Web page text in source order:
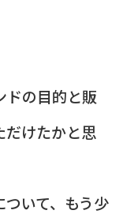
ドの目的と販
だけたかと思
いて、もう少